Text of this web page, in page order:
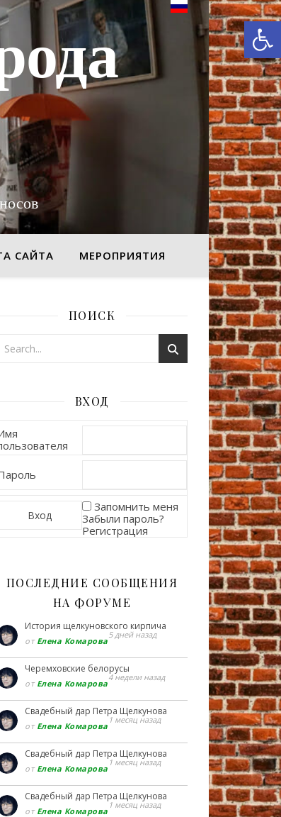
САЙТА МЕРОПРИЯТИЯ
ПОИСК
ВХОД
Запомнить меня
Забыли пароль?
Регистрация
ПОСЛЕДНИЕ СООБЩЕНИЯ
НА ФОРУМЕ
История щелкуновского кирпича
от Елена Комарова
5 дней назад
Черемховские белорусы
от Елена Комарова
4 недели назад
Свадебный дар Петра Щелкунова
от Елена Комарова
1 месяц назад
Свадебный дар Петра Щелкунова
от Елена Комарова
1 месяц назад
Свадебный дар Петра Щелкунова
от Елена Комарова
1 месяц назад